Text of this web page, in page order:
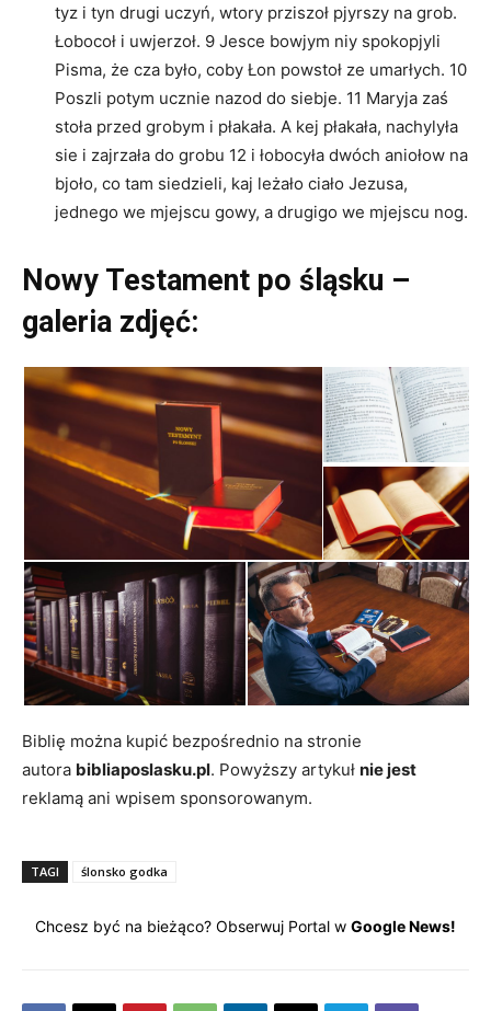
tyz i tyn drugi uczyń, wtory prziszoł pjyrszy na grob.
Łobocoł i uwjerzoł. 9 Jesce bowjym niy spokopjyli
Pisma, że cza było, coby Łon powstoł ze umarłych. 10
Poszli potym ucznie nazod do siebje. 11 Maryja zaś
stoła przed grobym i płakała. A kej płakała, nachylyła
sie i zajrzała do grobu 12 i łobocyła dwóch aniołow na
bjoło, co tam siedzieli, kaj leżało ciało Jezusa,
jednego we mjejscu gowy, a drugigo we mjejscu nog.
Nowy Testament po śląsku –
galeria zdjęć:
Biblię można kupić bezpośrednio na stronie
autora bibliaposlasku.pl. Powyższy artykuł nie jest
reklamą ani wpisem sponsorowanym.
TAGI ślonsko godka
Chcesz być na bieżąco? Obserwuj Portal w Google News!